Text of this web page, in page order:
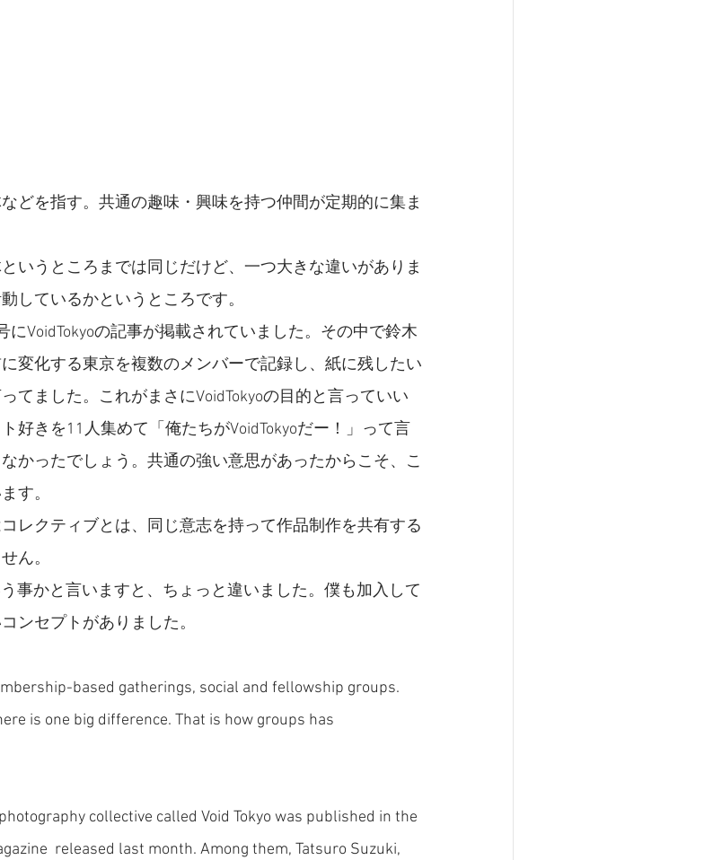
どを指す。共通の趣味・興味を持つ仲間が定期的に集ま
いうところまでは同じだけど、一つ大きな違いがありま
しているかというところです。
VoidTokyoの記事が掲載されていました。その中で鈴木
変化する東京を複数のメンバーで記録し、紙に残したい
てました。これがまさにVoidTokyoの目的と言っていい
好きを11人集めて「俺たちがVoidTokyoだー！」って言
かったでしょう。共通の強い意思があったからこそ、こ
す。
レクティブとは、同じ意志を持って作品制作を共有する
ん。
う事かと言いますと、ちょっと違いました。僕も加入して
ンセプトがありました。
based gatherings, social and fellowship groups.
is one big difference. That is how groups has
collective called Void Tokyo was published in the
released last month. Among them, Tatsuro Suzuki,